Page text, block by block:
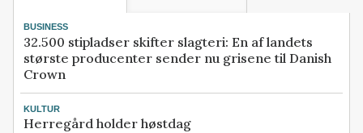
BUSINESS
32.500 stipladser skifter slagteri: En af landets
største producenter sender nu grisene til Danish
Crown
KULTUR
Herregård holder høstdag